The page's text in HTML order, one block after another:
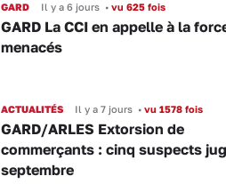
GARD Il y a 6 jours •vu 625 fois
GARD La CCI en appelle à la
menacés
ACTUALITÉS Il y a 7 jours •vu 1578 fois
GARD/ARLES Extorsion de
commerçants : cinq suspects
septembre